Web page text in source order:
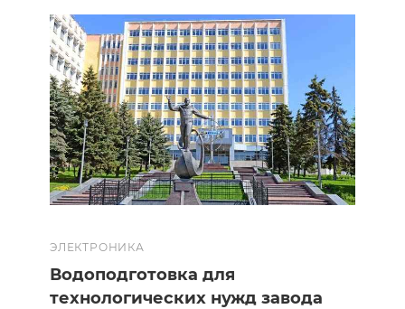
ЭЛЕКТРОНИКА
Водоподготовка для
технологических нужд завода